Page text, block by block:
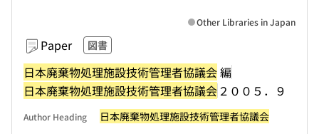
Paper 図書
日本廃棄物処理施設技術管理者協議会編
日本廃棄物処理施設技術管理者協議会 ２００５．９
Other Libraries in Japan
Author Heading 日本廃棄物処理施設技術管理者協議会